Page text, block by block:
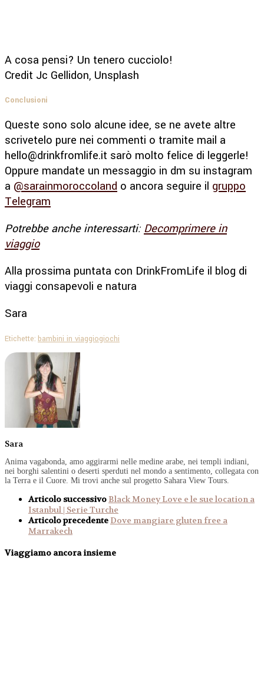
A cosa pensi? Un tenero cucciolo!
Credit Jc Gellidon, Unsplash
Conclusioni
Queste sono solo alcune idee, se ne avete altre
scrivetelo pure nei commenti o tramite mail a
hello@drinkfromlife.it sarò molto felice di leggerle!
Oppure mandate un messaggio in dm su instagram
a @sarainmoroccoland o ancora seguire il gruppo
Telegram
Potrebbe anche interessarti: Decomprimere in
viaggio
Alla prossima puntata con DrinkFromLife il blog di
viaggi consapevoli e natura
Sara
Etichette: bambini in viaggiogiochi
Sara
Anima vagabonda, amo aggirarmi nelle medine arabe, nei templi indiani,
nei borghi salentini o deserti sperduti nel mondo a sentimento, collegata con
la Terra e il Cuore. Mi trovi anche sul progetto Sahara View Tours.
Articolo successivo Black Money Love e le sue location a
Istanbul | Serie Turche
Articolo precedente Dove mangiare gluten free a
Marrakech
Viaggiamo ancora insieme